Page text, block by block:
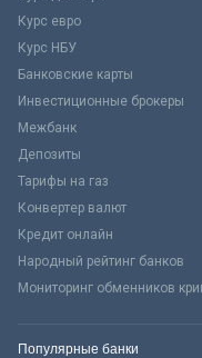
Курс евро
Курс НБУ
Банковские карты
Инвестиционные брокеры
Межбанк
Депозиты
Тарифы на газ
Конвертер валют
Кредит онлайн
Народный рейтинг банков
Мониторинг обменников
Популярные банки